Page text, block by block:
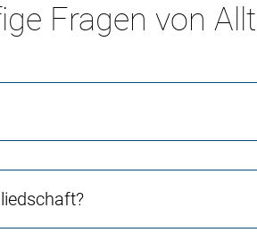
Fragen von